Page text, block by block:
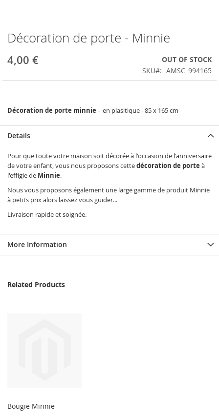
Skip
to
the
beginning
Décoration de porte - Minnie
4,00 €
OUT OF STOCK
SKU
AMSC_994165
Décoration de porte minnie - en plasitique - 85 x 165 cm
Details
Pour que toute votre maison soit décorée à l'occasion de l'anniversaire
de votre enfant, vous nous proposons cettedécoration de porte à
l'effigie de Minnie.
Nous vous proposons également une large gamme de produit Minnie
à petits prix alors laissez vous guider...
Livraison rapide et soignée.
More Information
Related Products
Bougie Minnie